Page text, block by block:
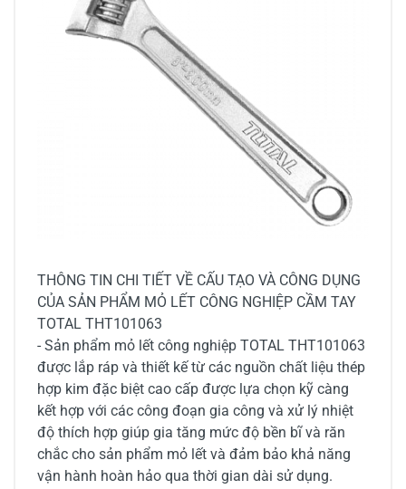
THÔNG TIN CHI TIẾT VỀ CẤU TẠO VÀ CÔNG DỤNG
CỦA SẢN PHẨM MỎ LẾT CÔNG NGHIỆP CẦM TAY
TOTAL THT101063
- Sản phẩm mỏ lết công nghiệp TOTAL THT101063
được lắp ráp và thiết kế từ các nguồn chất liệu thép
hợp kim đặc biệt cao cấp được lựa chọn kỹ càng
kết hợp với các công đoạn gia công và xử lý nhiệt
độ thích hợp giúp gia tăng mức độ bền bĩ và răn
chắc cho sản phẩm mỏ lết và đảm bảo khả năng
vận hành hoàn hảo qua thời gian dài sử dụng.